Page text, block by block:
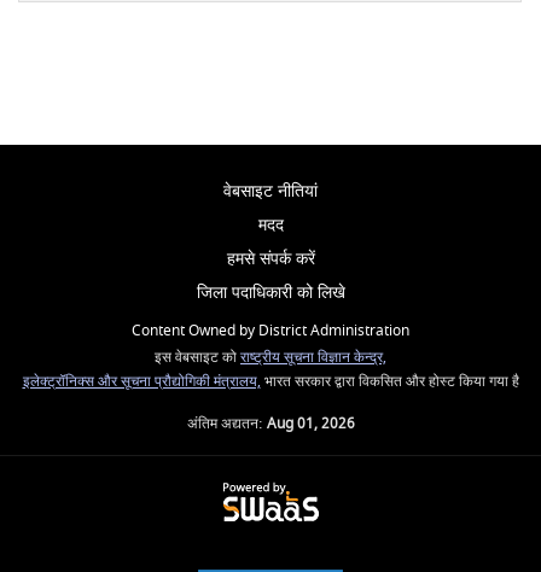
वेबसाइट नीतियां
मदद
हमसे संपर्क करें
जिला पदाधिकारी को लिखे
Content Owned by District Administration
इस वेबसाइट कोराष्ट्रीय सूचना विज्ञान केन्द्र,
इलेक्ट्रॉनिक्स और सूचना प्रौद्योगिकी मंत्रालय,भारत सरकार द्वारा विकसित और होस्ट किया गया है
अंतिम अद्यतन: Aug 01, 2026